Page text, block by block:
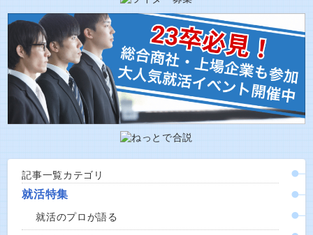
記事一覧カテゴリ
就活特集
就活のプロが語る